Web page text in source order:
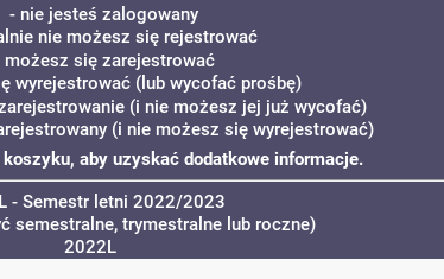
- nie jesteś zalogowany
nie możesz się rejestrować
się zarejestrować
wyrejestrować (lub wycofać prośbę)
(i nie możesz jej już wycofać)
(i nie możesz się wyrejestrować)
aby uzyskać dodatkowe informacje.
- Semestr letni 2022/2023
semestralne, trymestralne lub roczne)
2022L